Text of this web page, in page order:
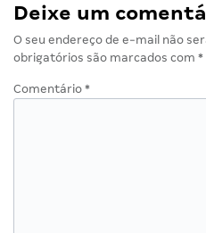
Deixe um
O seu endereço de e-mail não
obrigatórios são marcados com *
Comentário *